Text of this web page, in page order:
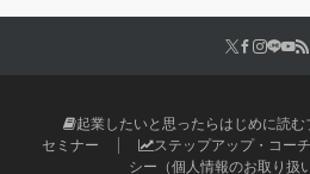
起業したいと思ったらはじめに読む
セミナー
ステップアップ・コー
シー（個人情報のお取り扱